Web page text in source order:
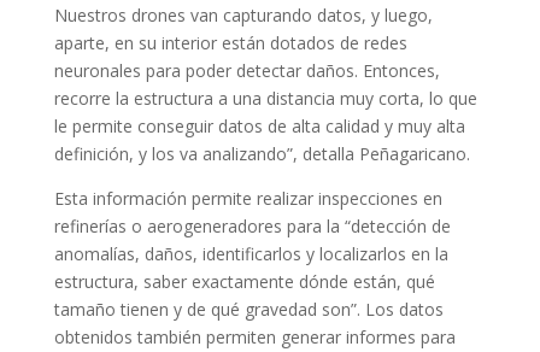
Nuestros drones van capturando datos, y luego,
aparte, en su interior están dotados de redes
neuronales para poder detectar daños. Entonces,
recorre la estructura a una distancia muy corta, lo que
le permite conseguir datos de alta calidad y muy alta
definición, y los va analizando”, detalla Peñagaricano.
Esta información permite realizar inspecciones en
refinerías o aerogeneradores para la “detección de
anomalías, daños, identificarlos y localizarlos en la
estructura, saber exactamente dónde están, qué
tamaño tienen y de qué gravedad son”. Los datos
obtenidos también permiten generar informes para